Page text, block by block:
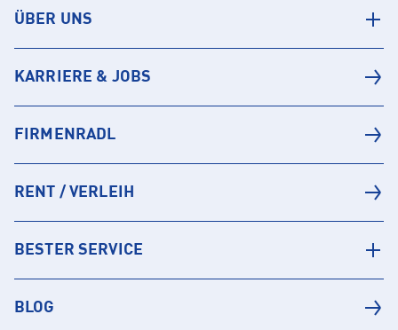
ÜBER UNS
KARRIERE & JOBS
FIRMENRADL
RENT / VERLEIH
BESTER SERVICE
BLOG